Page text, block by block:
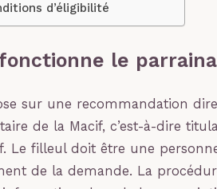
d’éligibilité
le
sur une recommandation
de la Macif, c’est-à-dire
Le filleul doit être une
de la demande. La